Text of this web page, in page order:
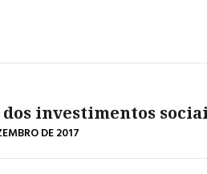
dos investimentos
DE 2017